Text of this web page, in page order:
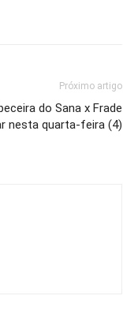
Próximo artigo
do Sana x Frade
nesta quarta-feira (4)